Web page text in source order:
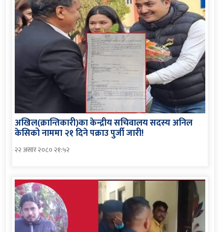
अखिल(क्रान्तिकारी)का केन्द्रीय सचिवालय सदस्य अनिल
केसिको नाममा २१ दिने पक्राउ पुर्जी जारी!
२२ असार २०८० २१:५२